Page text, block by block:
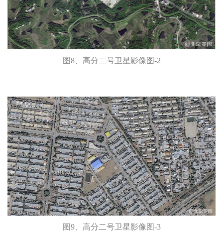
图8、高分二号卫星影像图-2
图9、高分二号卫星影像图-3